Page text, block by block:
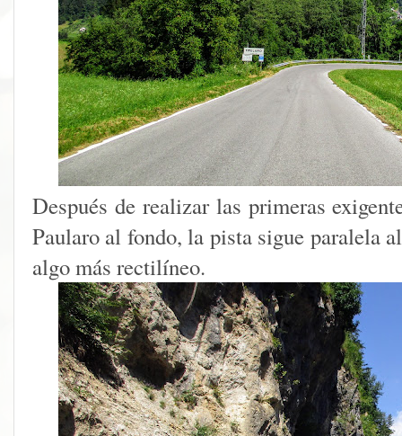
Después de realizar las primeras
Paularo al fondo, la pista sigue paralela
algo más rectilíneo.